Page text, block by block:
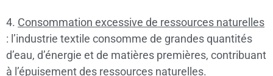
4. Consommation excessive de ressources naturelles
: l’industrie textile consomme de grandes quantités
d’eau, d’énergie et de matières premières, contribuant
à l’épuisement des ressources naturelles.